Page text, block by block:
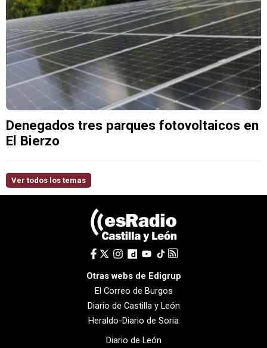
Denegados tres parques fotovoltaicos en
El Bierzo
Ver todos los temas
Otras webs de Edigrup
El Correo de Burgos
Diario de Castilla y León
Heraldo-Diario de Soria
Diario de León